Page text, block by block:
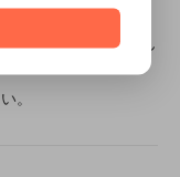
の一部として楽しん
。